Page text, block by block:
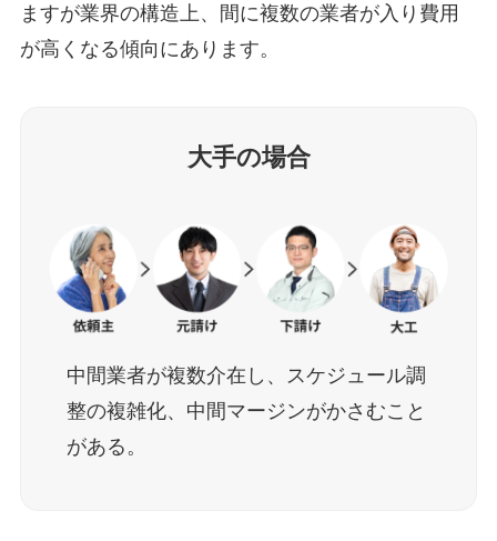
ますが業界の構造上、間に複数の業者が入り費用
が高くなる傾向にあります。
大手の場合
中間業者が複数介在し、スケジュール調
整の複雑化、中間マージンがかさむこと
がある。